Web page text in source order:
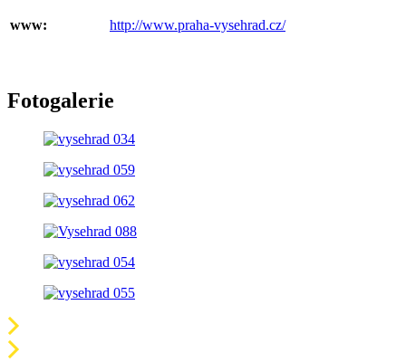
www: http://www.praha-vysehrad.cz/
Fotogalerie